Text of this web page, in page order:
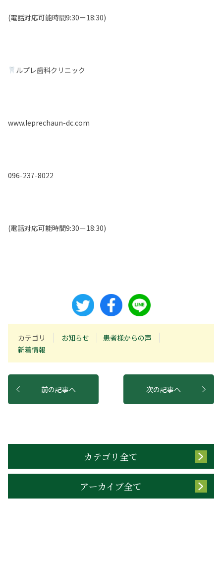
(電話対応可能時間9:30ー18:30)
ルプレ歯科クリニック
www.leprechaun-dc.com
096-237-8022
(電話対応可能時間9:30ー18:30)
カテゴリ お知らせ
患者様からの声
新着情報
前の記事へ 次の記事へ
カテゴリ全て
アーカイブ全て